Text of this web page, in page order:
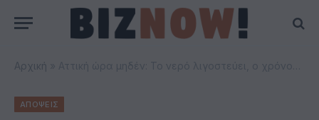
Αρχική
ΑΠΟΨΕΙΣ